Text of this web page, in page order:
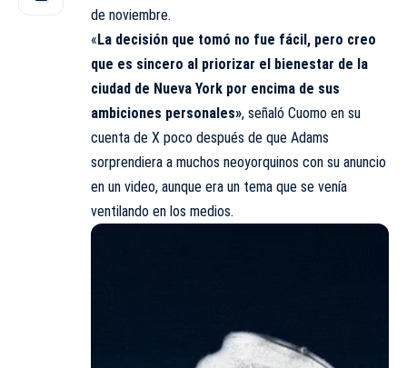
de noviembre.
«La decisión que tomó no fue fácil, pero creo
que es sincero al priorizar el bienestar de la
ciudad de Nueva York por encima de sus
ambiciones personales», señaló Cuomo en su
cuenta de X poco después de que Adams
sorprendiera a muchos neoyorquinos con su anuncio
en un video, aunque era un tema que se venía
ventilando en los medios.